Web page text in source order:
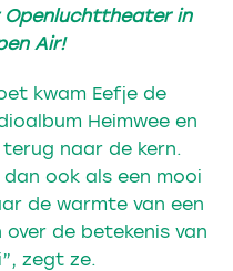
Openluchttheater in
Air!
kwam Eefje de
Heimwee en
naar de kern.
ook als een mooi
de warmte van een
de betekenis van
zegt ze.